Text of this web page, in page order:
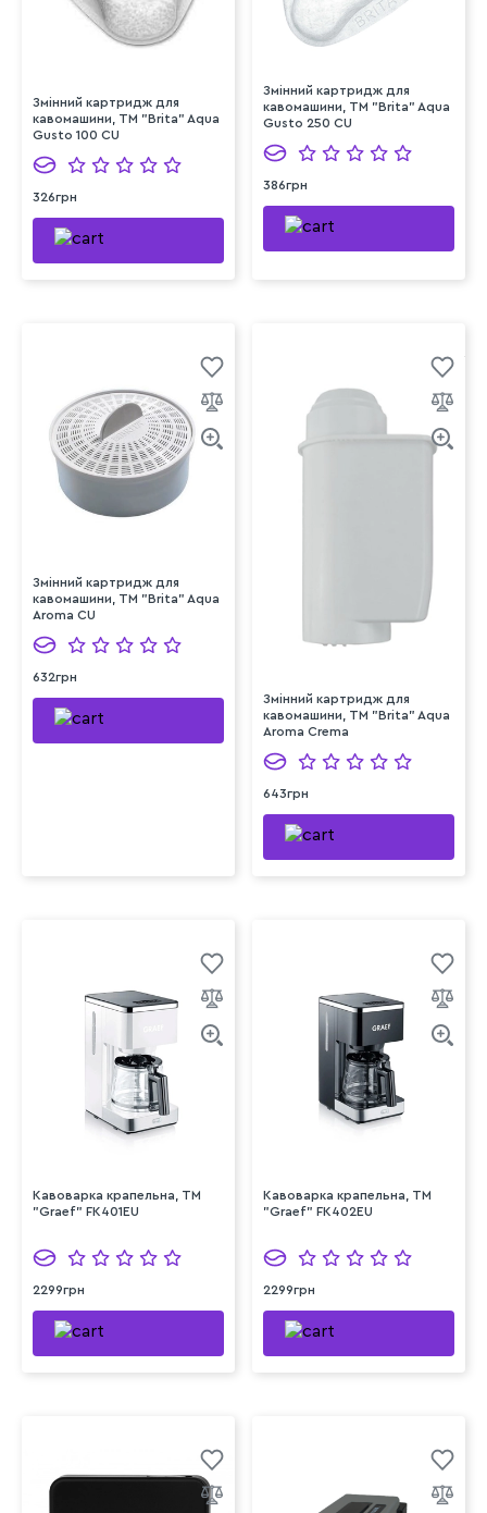
Змінний картридж для
кавомашини, TM "Brita" Aqua
Gusto 100 CU
326грн
Змінний картридж для
кавомашини, TM "Brita" Aqua
Gusto 250 CU
386грн
Змінний картридж для
кавомашини, TM "Brita" Aqua
Aroma CU
632грн
Змінний картридж для
кавомашини, TM "Brita" Aqua
Aroma Crema
643грн
Кавоварка крапельна, ТМ
"Graef" FK401EU
2299грн
Кавоварка крапельна, ТМ
"Graef" FK402EU
2299грн